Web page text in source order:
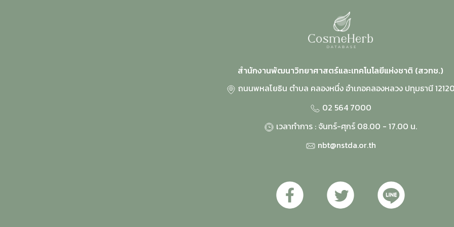
สำนักงานพัฒนาวิทยาศาสตร์และเทคโนโลยีแห่งชาติ (สวทช.)
ถนนพหลโยธิน ตำบล คลองหนึ่ง อำเภอคลองหลวง ปทุมธานี
02 564 7000
เวลาทำการ : จันทร์-ศุกร์ 08.00 - 17.00 น.
nbt@nstda.or.th